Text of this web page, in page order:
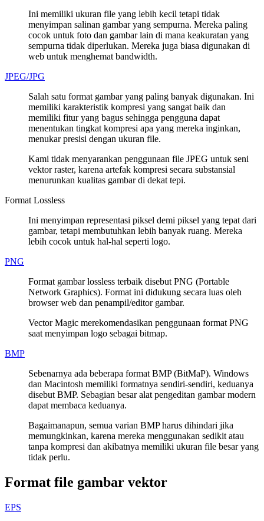
Ini memiliki ukuran file yang lebih kecil tetapi tidak
menyimpan salinan gambar yang sempurna. Mereka paling
cocok untuk foto dan gambar lain di mana keakuratan yang
sempurna tidak diperlukan. Mereka juga biasa digunakan di
web untuk menghemat bandwidth.
JPEG/JPG
Salah satu format gambar yang paling banyak digunakan. Ini
memiliki karakteristik kompresi yang sangat baik dan
memiliki fitur yang bagus sehingga pengguna dapat
menentukan tingkat kompresi apa yang mereka inginkan,
menukar presisi dengan ukuran file.
Kami tidak menyarankan penggunaan file JPEG untuk seni
vektor raster, karena artefak kompresi secara substansial
menurunkan kualitas gambar di dekat tepi.
Format Lossless
Ini menyimpan representasi piksel demi piksel yang tepat dari
gambar, tetapi membutuhkan lebih banyak ruang. Mereka
lebih cocok untuk hal-hal seperti logo.
PNG
Format gambar lossless terbaik disebut PNG (Portable
Network Graphics). Format ini didukung secara luas oleh
browser web dan penampil/editor gambar.
Vector Magic merekomendasikan penggunaan format PNG
saat menyimpan logo sebagai bitmap.
BMP
Sebenarnya ada beberapa format BMP (BitMaP). Windows
dan Macintosh memiliki formatnya sendiri-sendiri, keduanya
disebut BMP. Sebagian besar alat pengeditan gambar modern
dapat membaca keduanya.
Bagaimanapun, semua varian BMP harus dihindari jika
memungkinkan, karena mereka menggunakan sedikit atau
tanpa kompresi dan akibatnya memiliki ukuran file besar yang
tidak perlu.
Format file gambar vektor
EPS